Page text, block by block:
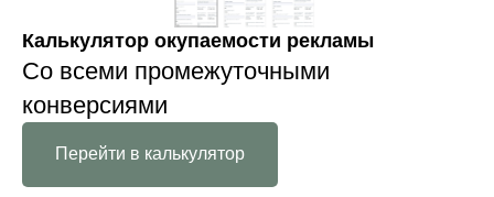
Калькулятор окупаемости рекламы
Со всеми промежуточными
конверсиями
Перейти в калькулятор